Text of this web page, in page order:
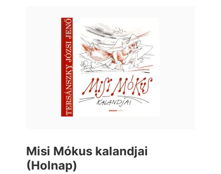
Misi Mókus kalandjai
(Holnap)